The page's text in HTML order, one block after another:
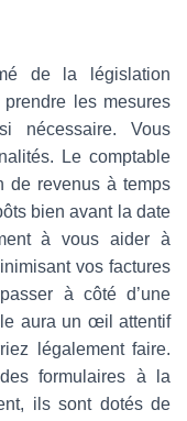
de la législation
les mesures
nécessaire. Vous
Le comptable
de revenus à temps
bien avant la date
à vous aider à
vos factures
à côté d’une
aura un œil attentif
légalement faire.
formulaires à la
ils sont dotés de